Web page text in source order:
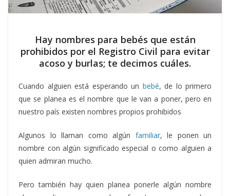
Hay nombres para bebés que están
prohibidos por el Registro Civil para evitar
acoso y burlas; te decimos cuáles.
Cuando alguien está esperando un bebé, de lo primero
que se planea es el nombre que le van a poner, pero en
nuestro país existen nombres propios prohibidos
Algunos lo llaman como algún familiar, le ponen un
nombre con algún significado especial o como alguien a
quien admiran mucho.
Pero también hay quien planea ponerle algún nombre